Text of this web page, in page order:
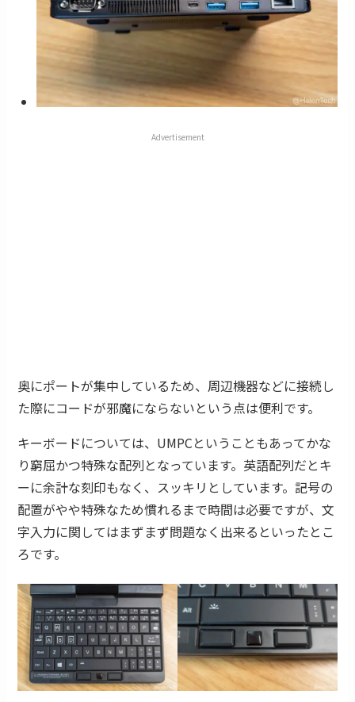
Advertisement
奥にポートが集中しているため、周辺機器などに接続し
た際にコードが邪魔にならないという点は便利です。
キーボードについては、UMPCということもあってかな
り窮屈かつ特殊な配列となっています。英語配列だとキ
ーに余計な刻印もなく、スッキリとしています。記号の
配置がやや特殊なため慣れるまで時間は必要ですが、文
字入力に関してはまずまず問題なく出来るといったとこ
ろです。